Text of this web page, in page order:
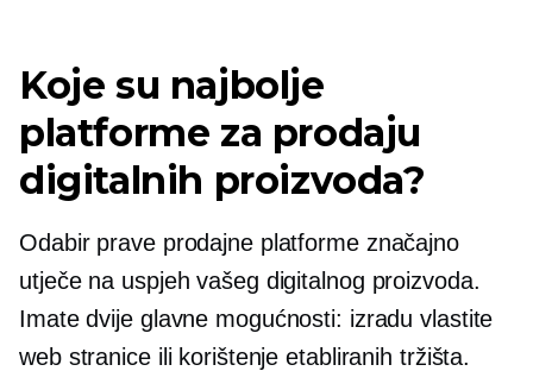
Koje su najbolje
platforme za prodaju
digitalnih proizvoda?
Odabir prave prodajne platforme značajno
utječe na uspjeh vašeg digitalnog proizvoda.
Imate dvije glavne mogućnosti: izradu vlastite
web stranice ili korištenje etabliranih tržišta.